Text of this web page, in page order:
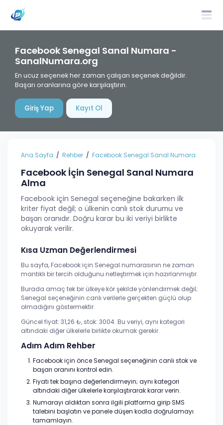
Facebook Senegal Sanal Numara -
SanalNumara.org
En ucuz seçenek her zaman çalışan seçenek değildir.
Başarı oranlarına göre karşılaştırın.
Giriş Yap Kayıt Ol
Ana Sayfa Rehber Facebook Senegal Sanal Numara
Facebook İçin Senegal Sanal Numara
Alma
Facebook için Senegal seçeneğine bakarken ilk
kriter fiyat değil; o ülkenin canlı stok durumu ve
başarı oranıdır. Doğru karar bu iki veriyi birlikte
okuyarak verilir.
Kısa Uzman Değerlendirmesi
Bu sayfa, Facebook için Senegal numarasının ne zaman
mantıklı bir tercih olduğunu netleştirmek için hazırlanmıştır.
Burada amaç tek bir ülkeye kör şekilde yönlendirmek değil;
Senegal seçeneğinin canlı verilerle gerçekten güçlü olup
olmadığını göstermektir.
Güncel fiyat: 31,26 ₺, stok: 3004. Bu veriyi, aynı kategori
altındaki diğer ülkelerle birlikte okumak gerekir.
Adım Adım Rehber
Facebook için önce Senegal seçeneğinin canlı stok ve
başarı oranını kontrol edin.
Fiyatı tek başına değerlendirmeyin; aynı kategori
altındaki diğer ülkelerle karşılaştırarak karar verin.
Numarayı aldıktan sonra ilgili platforma girip SMS
talebini başlatın ve panele düşen kodla doğrulamayı
tamamlayın.